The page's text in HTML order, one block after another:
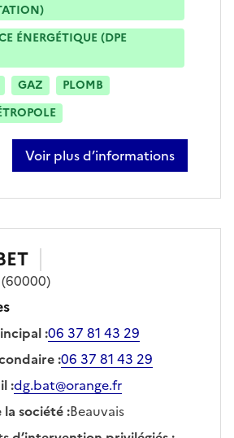
ÉNERGÉTIQUE (DPE
GAZ
PLOMB
Voir plus d’informations
sur filipe enes
(60000)
:06 37 81 43 29
:06 37 81 43 29
:dg.bat@orange.fr
société:Beauvais